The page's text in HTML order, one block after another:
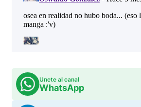
Unete al canal
WhatsApp